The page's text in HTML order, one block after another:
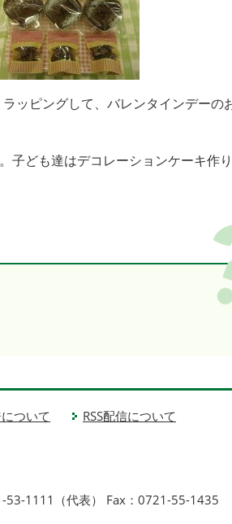
ッピングして、バレンタインデーの
子ども達はデコレーションケーキ作
ついて RSS配信について
53-1111（代表） Fax：0721-55-1435